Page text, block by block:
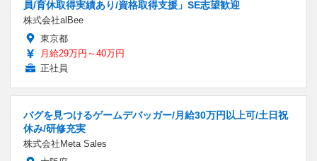
員/育休取得実績あり/資格取得支援」SE志望歓迎
株式会社alBee
東京都
月給29万円～40万円
正社員
バグを見つけるゲームデバッガー/月給30万円以上可/土日祝
休み/研修充実
株式会社Meta Sales